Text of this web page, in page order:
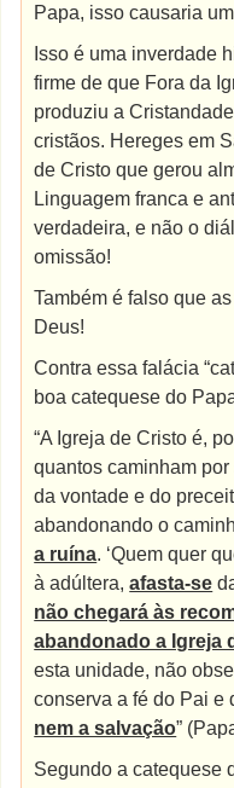
Papa, isso causaria
Isso é uma inverdade
firme de que Fora da
produziu a
cristãos. Hereges em
de Cristo que gerou
Linguagem franca e
verdadeira, e não o
omissão!
Também é falso que
Deus!
Contra essa falácia
boa catequese do
“A Igreja de Cristo é,
quantos caminham
da vontade e do
abandonando o
a ruína. ‘Quem quer
à adúltera,afasta-se
não chegará às
abandonado a Igreja
esta unidade, não
conserva a fé do Pai e
nem a salvação”
Segundo a catequese